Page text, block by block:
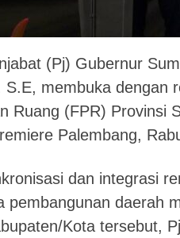
(Pj) Gubernur
S.E, membuka dengan
Ruang (FPR) Provinsi
Palembang,
dan integrasi
pembangunan daerah
Kota tersebut,